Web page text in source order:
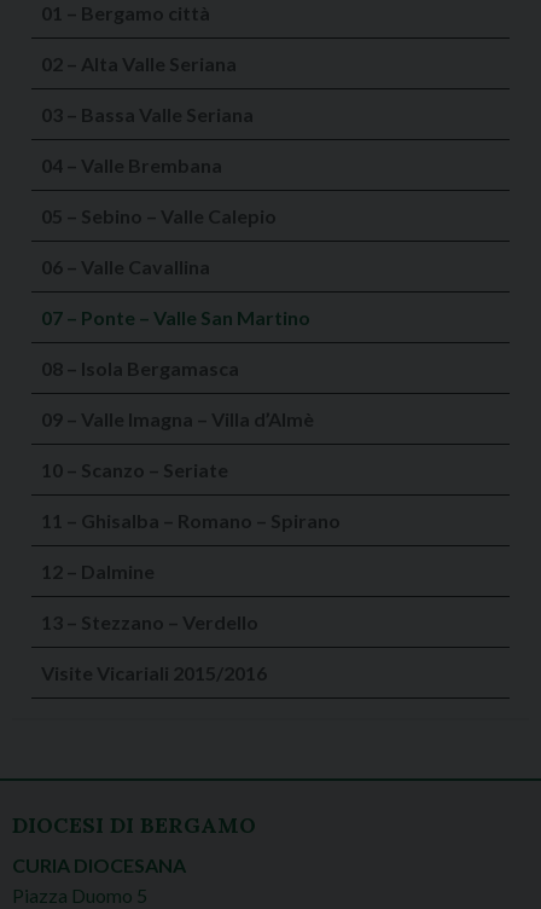
01 – Bergamo città
02 – Alta Valle Seriana
03 – Bassa Valle Seriana
04 – Valle Brembana
05 – Sebino – Valle Calepio
06 – Valle Cavallina
07 – Ponte – Valle San Martino
08 – Isola Bergamasca
09 – Valle Imagna – Villa d’Almè
10 – Scanzo – Seriate
11 – Ghisalba – Romano – Spirano
12 – Dalmine
13 – Stezzano – Verdello
Visite Vicariali 2015/2016
DIOCESI DI BERGAMO
CURIA DIOCESANA
Piazza Duomo 5